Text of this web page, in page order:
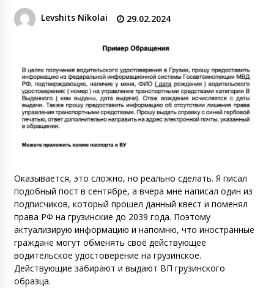
Levshits Nikolai 29.02.2024
Оказывается, это сложно, но реально сделать. Я писал
подобный пост в сентябре, а вчера мне написал один из
подписчиков, который прошел данный квест и поменял
права РФ на грузинские до 2039 года. Поэтому
актуализирую информацию и напомню, что иностранные
граждане могут обменять своё действующее
водительское удостоверение на грузинское.
Действующие забирают и выдают ВП грузинского
образца.